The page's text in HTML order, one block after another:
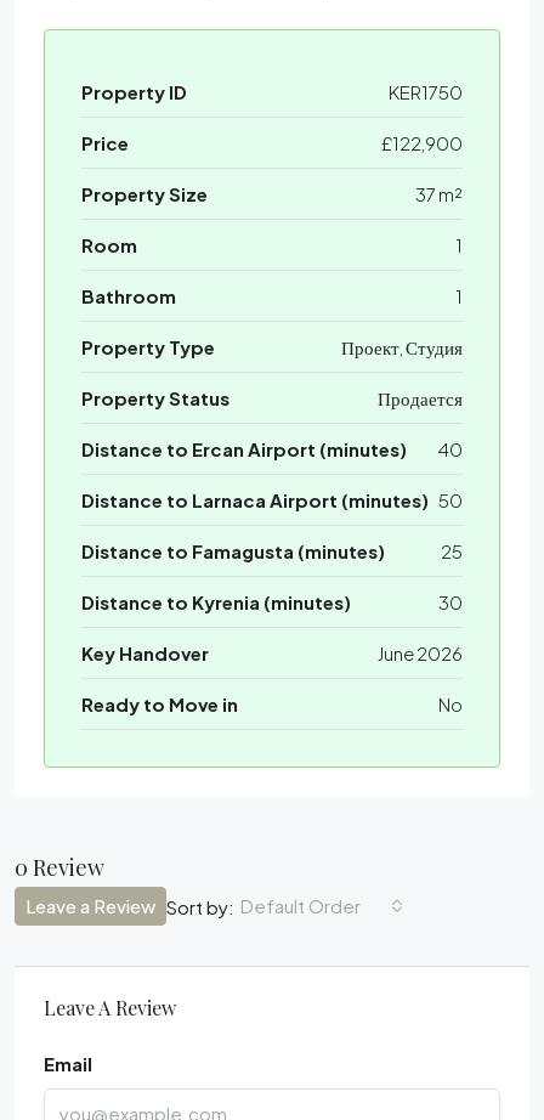
Property ID KER1750
Price £122,900
Property Size 37 m²
Room 1
Bathroom 1
Property Type Проект, Студия
Property Status Продается
Distance to Ercan Airport (minutes) 40
Distance to Larnaca Airport (minutes) 50
Distance to Famagusta (minutes) 25
Distance to Kyrenia (minutes) 30
Key Handover June 2026
Ready to Move in No
0 Review
Sort by: Default Order
Leave a Review
Leave A Review
Email